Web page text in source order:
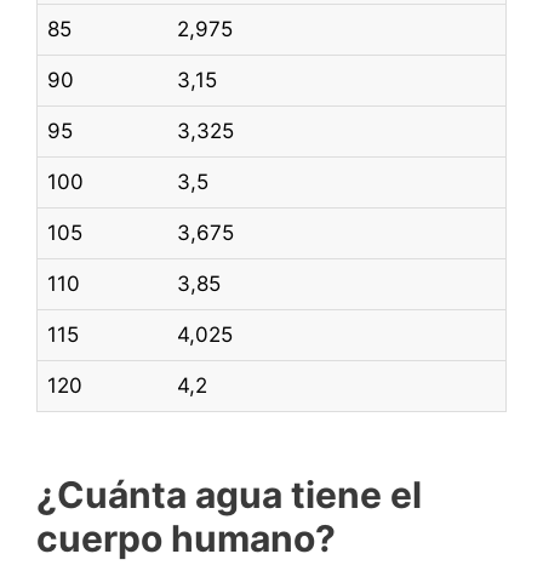
85 2,975
90 3,15
95 3,325
100 3,5
105 3,675
110 3,85
115 4,025
120 4,2
¿Cuánta agua tiene el
cuerpo humano?